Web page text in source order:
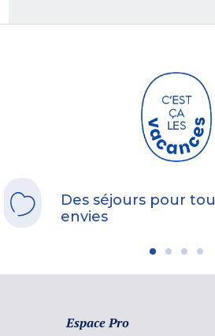
Des séjours pour
envies
Espace Pro